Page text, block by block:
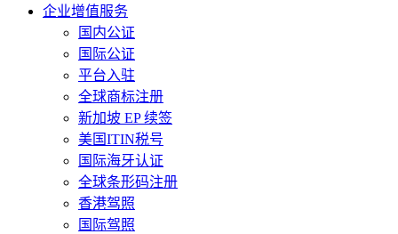
企业增值服务
国内公证
国际公证
平台入驻
全球商标注册
新加坡 EP 续签
美国ITIN税号
国际海牙认证
全球条形码注册
香港驾照
国际驾照